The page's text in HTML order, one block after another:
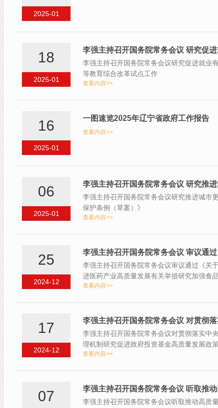
2025-01
2025-01
18 李强主持召开国务院常务会议 研究促
李强主持召开国务院常务会议研究促进就业
等教育综合改革试点工作
查看内容>>
2025-01
16 一图速览2025年辽宁省政府工作报告
查看内容>>
2025-01
06 李强主持召开国务院常务会议 研究推
李强主持召开国务院常务会议研究推进城市
保护条例（草案）》
查看内容>>
2024-12
25 李强主持召开国务院常务会议 审议通
李强主持召开国务院常务会议审议通过《关
进医药产业高质量发展有关举措研究加强食
束…
查看内容>>
2024-12
17 李强主持召开国务院常务会议 对贯彻
李强主持召开国务院常务会议对贯彻落实中
理机制研究促进政府投资基金高质量发展政
兴…
查看内容>>
07 李强主持召开国务院常务会议 听取推
李强主持召开国务院常务会议听取推动高质